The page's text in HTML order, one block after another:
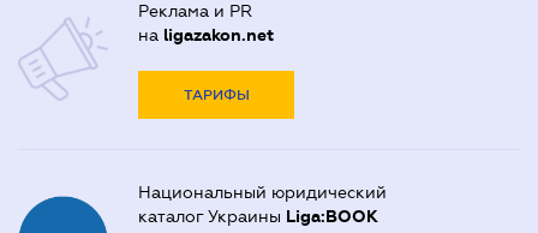
Реклама и PR
на ligazakon.net
ТАРИФЫ
Национальный юридический
каталог Украины Liga:BOOK